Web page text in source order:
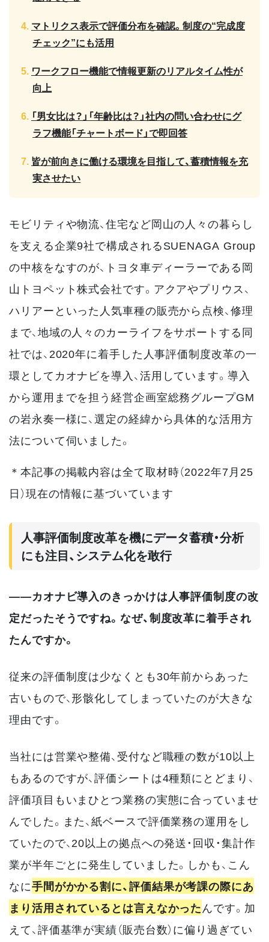
マトリクス表示で評価分布を確認。制度の“完成度
チェック”にも活用
ワークフロー機能で情報更新のリアルタイム性が
向上
「男女比は？」「年齢比は？」社内の問い合わせにグ
ラフ機能「チャートボード」で即回答
皆が前向きに働ける環境を目指して、蓄積情報を充
実させたい
モビリティや物流、住宅など岡山の人々の暮らし
を支える企業9社で構成されるSUENAGA Group
の中核をなすのが、トヨタ車ディーラーである岡
山トヨペット株式会社です。アクアやプリウス、
ハリアーといった人気車種の販売から点検、修理
まで、地域の人々のカーライフをサポートする同
社では、2020年に着手した人事評価制度改革の一
環としてカオナビを導入、活用しています。導入
から運用までを担う経営企画室総務グループGM
の岩永奏一様に、選定の経緯から具体的な活用方
法について伺いました。
＊本記事の掲載内容は全て取材時（2022年7月25
日）現在の情報に基づいています
人事評価制度改革を機にデータ蓄積・分析
にも注目、システム化を敢行
――カオナビ導入のきっかけは人事評価制度の改
定だったそうですね。なぜ、制度改革に着手され
たんですか。
従来の評価制度は少なくとも30年前からあった
古いもので、形骸化してしまっていたのが大きな
理由です。
当社には営業や整備、受付など職種の数が10以上
もあるのですが、評価シートは4種類にとどまり、
評価項目もいまひとつ業務の実態に合っていませ
んでした。また、紙ベースで評価業務の運用をし
ていたので、20以上の拠点への発送・回収・集計作
業が半年ごとに発生していました。しかも、こん
なに手間がかかる割に、評価結果が考課の際にあ
まり活用されているとは言えなかったんです。加
えて、評価基準が実績（販売台数）に偏り過ぎてい